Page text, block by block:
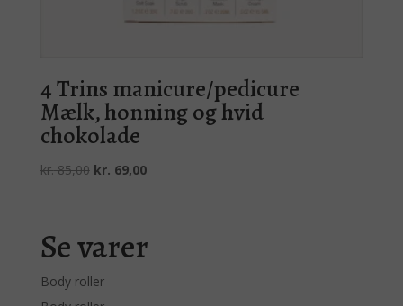
4 Trins manicure/pedicure
Mælk, honning og hvid
chokolade
kr.85,00 Den
kr. 85,00.
kr. 69,00Den
kr. 69,00.
Se varer
Body roller